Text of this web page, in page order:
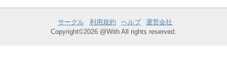
サークル 利用規約 ヘルプ
運営会社
Copyright©2026 @With All rights reserved.